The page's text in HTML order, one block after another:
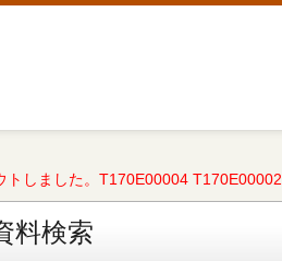
しました。T170E00004 T170E00002
料検索